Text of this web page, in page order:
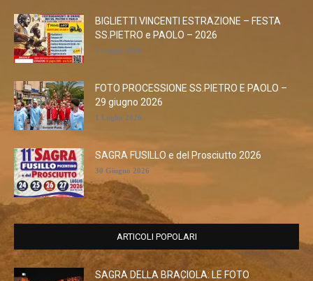
BIGLIETTI VINCENTI ESTRAZIONE – FESTA
SS.PIETRO e PAOLO – 2026
1 Luglio 2026
FOTO PROCESSIONE SS.PIETRO E PAOLO –
29 giugno 2026
1 Luglio 2026
SAGRA FUSILLO e del Prosciutto 2026
30 Giugno 2026
ARTICOLI POPOLARI
SAGRA DELLA BRACIOLA: LE FOTO